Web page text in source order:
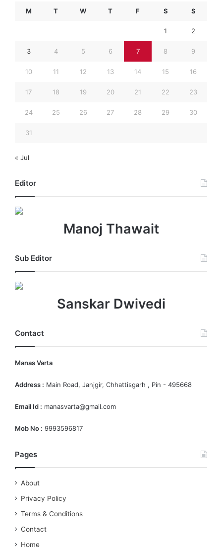
M T W T F S S
1 2
3 4 5 6 7 8 9
10 11 12 13 14 15 16
17 18 19 20 21 22 23
24 25 26 27 28 29 30
31
« Jul
Editor
Manoj Thawait
Sub Editor
Sanskar Dwivedi
Contact
Manas Varta
Address : Main Road, Janjgir, Chhattisgarh , Pin - 495668
Email Id : manasvarta@gmail.com
Mob No : 9993596817
Pages
About
Privacy Policy
Terms & Conditions
Contact
Home